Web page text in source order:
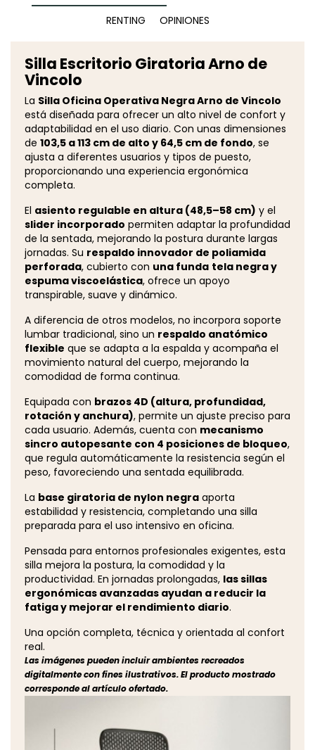
RENTING
OPINIONES
Silla Escritorio Giratoria Arno de
Vincolo
La Silla Oficina Operativa Negra Arno de Vincolo
está diseñada para ofrecer un alto nivel de confort y
adaptabilidad en el uso diario. Con unas dimensiones
de 103,5 a 113 cm de alto y 64,5 cm de fondo, se
ajusta a diferentes usuarios y tipos de puesto,
proporcionando una experiencia ergonómica
completa.
El asiento regulable en altura (48,5–58 cm) y el
slider incorporado permiten adaptar la profundidad
de la sentada, mejorando la postura durante largas
jornadas. Su respaldo innovador de poliamida
perforada, cubierto con una funda tela negra y
espuma viscoelástica, ofrece un apoyo
transpirable, suave y dinámico.
A diferencia de otros modelos, no incorpora soporte
lumbar tradicional, sino un respaldo anatómico
flexible que se adapta a la espalda y acompaña el
movimiento natural del cuerpo, mejorando la
comodidad de forma continua.
Equipada con brazos 4D (altura, profundidad,
rotación y anchura), permite un ajuste preciso para
cada usuario. Además, cuenta con mecanismo
sincro autopesante con 4 posiciones de bloqueo,
que regula automáticamente la resistencia según el
peso, favoreciendo una sentada equilibrada.
La base giratoria de nylon negra aporta
estabilidad y resistencia, completando una silla
preparada para el uso intensivo en oficina.
Pensada para entornos profesionales exigentes, esta
silla mejora la postura, la comodidad y la
productividad. En jornadas prolongadas, las sillas
ergonómicas avanzadas ayudan a reducir la
fatiga y mejorar el rendimiento diario.
Una opción completa, técnica y orientada al confort
real.
Las imágenes pueden incluir ambientes recreados
digitalmente con fines ilustrativos. El producto mostrado
corresponde al artículo ofertado.